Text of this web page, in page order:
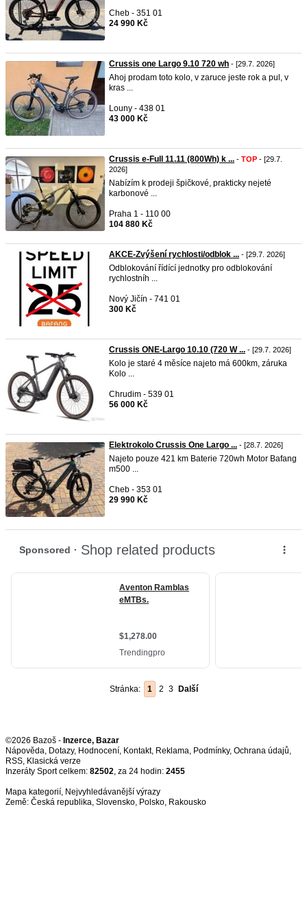
Cheb - 351 01
24 990 Kč
Crussis one Largo 9.10 720 wh - [29.7. 2026]
Ahoj prodam toto kolo, v zaruce jeste rok a pul, v
kras ...
Louny - 438 01
43 000 Kč
Crussis e-Full 11.11 (800Wh) k ... - TOP - [29.7.
2026]
Nabízím k prodeji špičkové, prakticky nejeté
karbonové ...
Praha 1 - 110 00
104 880 Kč
AKCE-Zvýšení rychlosti/odblok ... - [29.7. 2026]
Odblokování řídící jednotky pro odblokování
rychlostníh ...
Nový Jičín - 741 01
300 Kč
Crussis ONE-Largo 10.10 (720 W ... - [29.7. 2026]
Kolo je staré 4 měsíce najeto má 600km, záruka
Kolo ...
Chrudim - 539 01
56 000 Kč
Elektrokolo Crussis One Largo ... - [28.7. 2026]
Najeto pouze 421 km Baterie 720wh Motor Bafang
m500 ...
Cheb - 353 01
29 990 Kč
Stránka: 1 2 3 Další
©2026 Bazoš - Inzerce, Bazar
Nápověda, Dotazy, Hodnocení, Kontakt, Reklama, Podmínky, Ochrana údajů,
RSS,
Inzeráty Sport celkem: 82502, za 24 hodin: 2455
Mapa kategorií, Nejvyhledávanější výrazy
Země: Česká republika, Slovensko, Polsko, Rakousko